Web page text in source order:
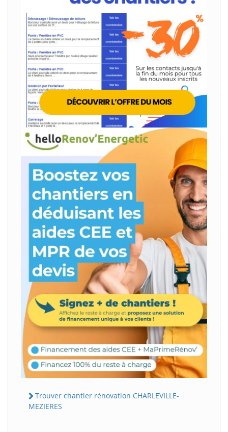
Trouver chantier rénovation CHARLEVILLE-
MEZIERES